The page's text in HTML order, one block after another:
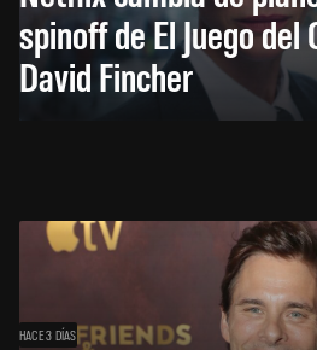
spinoff de El Juego del
David Fincher
HACE 3 DÍAS